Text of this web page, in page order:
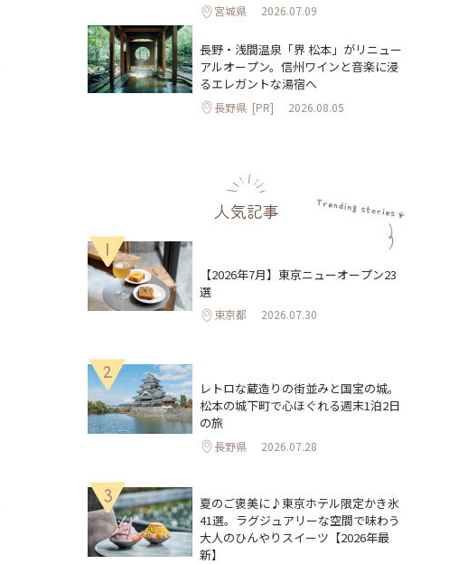
宮城県 2026.07.09
長野・浅間温泉「界 松本」がリニュー
アルオープン。信州ワインと音楽に浸
るエレガントな湯宿へ
長野県 [PR] 2026.08.05
人気記事
1
【2026年7月】東京ニューオープン23
選
東京都 2026.07.30
2
レトロな蔵造りの街並みと国宝の城。
松本の城下町で心ほぐれる週末1泊2日
の旅
長野県 2026.07.28
3
夏のご褒美に♪東京ホテル限定かき氷
41選。ラグジュアリーな空間で味わう
大人のひんやりスイーツ【2026年最
新】